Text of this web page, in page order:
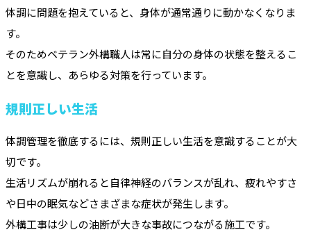
体調に問題を抱えていると、身体が通常通りに動かなくなりま
す。
そのためベテラン外構職人は常に自分の身体の状態を整えるこ
とを意識し、あらゆる対策を行っています。
規則正しい生活
体調管理を徹底するには、規則正しい生活を意識することが大
切です。
生活リズムが崩れると自律神経のバランスが乱れ、疲れやすさ
や日中の眠気などさまざまな症状が発生します。
外構工事は少しの油断が大きな事故につながる施工です。